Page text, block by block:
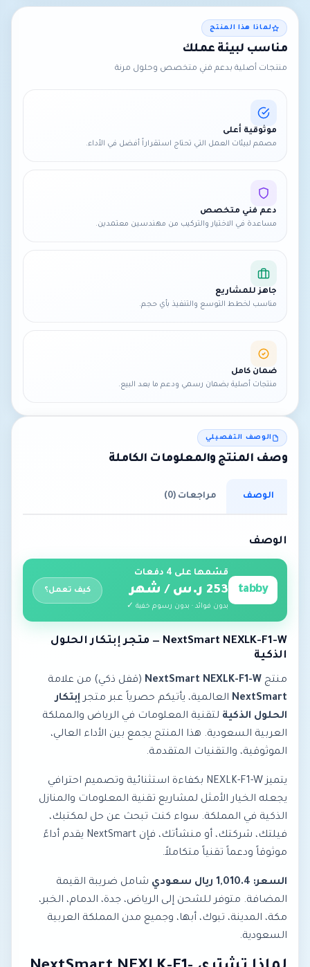
لماذا هذا المنتج
مناسب لبيئة عملك
منتجات أصلية بدعم فني متخصص وحلول مرنة
موثوقية أعلى
مصمم لبيئات العمل التي تحتاج استقراراً أفضل في الأداء.
دعم فني متخصص
مساعدة في الاختيار والتركيب من مهندسين معتمدين.
جاهز للمشاريع
مناسب لخطط التوسع والتنفيذ بأي حجم.
ضمان كامل
منتجات أصلية بضمان رسمي ودعم ما بعد البيع.
الوصف التفصيلي
وصف المنتج والمعلومات الكاملة
الوصف مراجعات (0)
الوصف
tabby
قسّمها على 4 دفعات
253 ر.س / شهر
بدون فوائد · بدون رسوم خفية ✓
كيف تعمل؟
NextSmart NEXLK-F1-W — متجر إبتكار الحلول
الذكية
منتج NextSmart NEXLK-F1-W (قفل ذكي) من علامة
NextSmart العالمية، يأتيكم حصرياً عبر متجرإبتكار
الحلول الذكية لتقنية المعلومات في الرياض والمملكة
العربية السعودية. هذا المنتج يجمع بين الأداء العالي،
الموثوقية، والتقنيات المتقدمة.
يتميز NEXLK-F1-W بكفاءة استثنائية وتصميم احترافي
يجعله الخيار الأمثل لمشاريع تقنية المعلومات والمنازل
الذكية في المملكة. سواء كنت تبحث عن حل لمكتبك،
فيلتك، شركتك، أو منشأتك، فإن NextSmart يقدم أداءً
موثوقاً ودعماً تقنياً متكاملاً.
السعر: 1,010.4 ريال سعودي
شامل ضريبة القيمة
المضافة. متوفر للشحن إلى الرياض، جدة، الدمام، الخبر،
مكة، المدينة، تبوك، أبها، وجميع مدن المملكة العربية
السعودية.